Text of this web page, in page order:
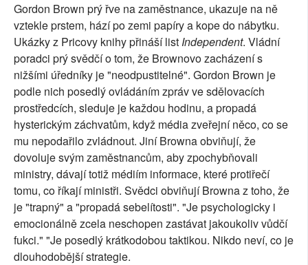
Gordon Brown prý řve na zaměstnance, ukazuje na ně
vztekle prstem, hází po zemi papíry a kope do nábytku.
Ukázky z Pricovy knihy přináší list Independent. Vládní
poradci prý svědčí o tom, že Brownovo zacházení s
nižšími úředníky je "neodpustitelné". Gordon Brown je
podle nich posedlý ovládáním zpráv ve sdělovacích
prostředcích, sleduje je každou hodinu, a propadá
hysterickým záchvatům, když média zveřejní něco, co se
mu nepodařilo zvládnout. Jiní Browna obviňují, že
dovoluje svým zaměstnancům, aby zpochybňovali
ministry, dávají totiž médiím informace, které protiřečí
tomu, co říkají ministři. Svědci obviňují Browna z toho, že
je "trapný" a "propadá sebelítosti". "Je psychologicky i
emocionálně zcela neschopen zastávat jakoukoliv vůdčí
fukci." "Je posedlý krátkodobou taktikou. Nikdo neví, co je
dlouhodobější strategie.